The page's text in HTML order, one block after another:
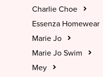
Charlie Choe
Essenza Homewear
Marie Jo
Marie Jo Swim
Mey